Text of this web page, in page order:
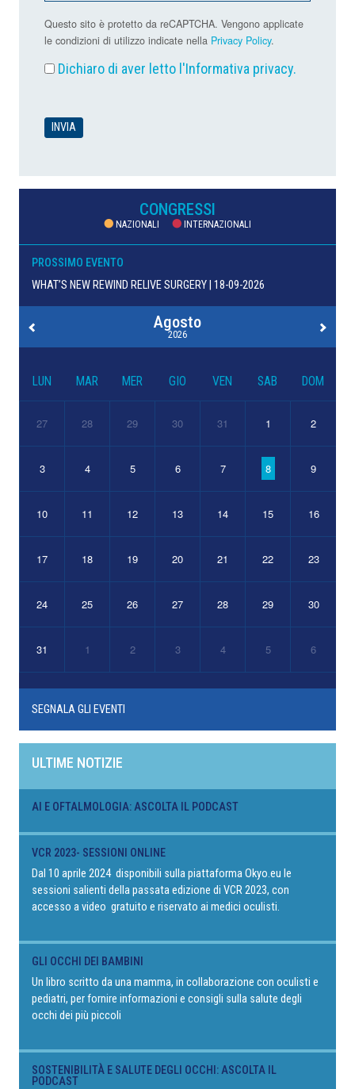
Questo sito è protetto da reCAPTCHA. Vengono applicate
le condizioni di utilizzo indicate nella Privacy Policy.
Dichiaro di aver letto l'Informativa privacy.
CONGRESSI
NAZIONALI INTERNAZIONALI
PROSSIMO EVENTO
WHAT’S NEW REWIND RELIVE SURGERY | 18-09-2026
Agosto
2026
LUN MAR MER GIO VEN SAB DOM
27 28 29 30 31 1 2
3 4 5 6 7 8 9
10 11 12 13 14 15 16
17 18 19 20 21 22 23
24 25 26 27 28 29 30
31 1 2 3 4 5 6
SEGNALA GLI EVENTI
ULTIME NOTIZIE
AI E OFTALMOLOGIA: ASCOLTA IL PODCAST
VCR 2023- SESSIONI ONLINE
Dal 10 aprile 2024 disponibili sulla piattaforma Okyo.eu le
sessioni salienti della passata edizione di VCR 2023, con
accesso a video gratuito e riservato ai medici oculisti.
GLI OCCHI DEI BAMBINI
Un libro scritto da una mamma, in collaborazione con oculisti e
pediatri, per fornire informazioni e consigli sulla salute degli
occhi dei più piccoli
SOSTENIBILITÀ E SALUTE DEGLI OCCHI: ASCOLTA IL
PODCAST